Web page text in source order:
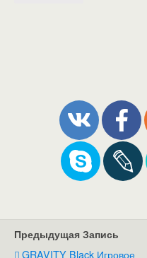
Предыдущая Запись
GRAVITY Black Игровое